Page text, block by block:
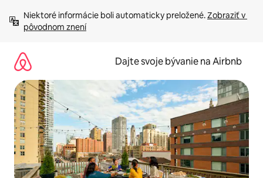
obsah.
Niektoré informácie boli automaticky preložené. Zobraziť v
pôvodnom znení
Dajte svoje bývanie na Airbnb